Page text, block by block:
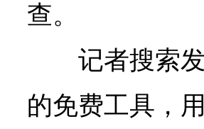
查。
记者搜索
的免费工具，